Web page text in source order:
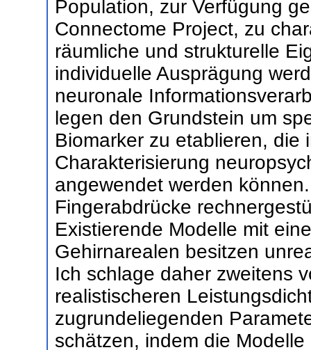
Population, zur Verfügung
Connectome Project, zu
räumliche und strukturelle
individuelle Ausprägung
neuronale
legen den Grundstein um
Biomarker zu etablieren, die
Charakterisierung
angewendet werden
Fingerabdrücke
Existierende Modelle mit
Gehirnarealen besitzen
Ich schlage daher zweitens
realistischeren
zugrundeliegenden
schätzen, indem die